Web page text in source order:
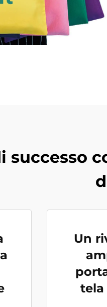
successo
Un
tela